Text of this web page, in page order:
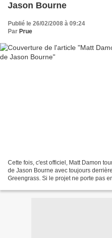
Jason Bourne
Publié le 26/02/2008 à 09:24
Par Prue
Cette fois, c'est officiel, Matt Damon
de Jason Bourne avec toujours
Greengrass. Si le projet ne porte pas